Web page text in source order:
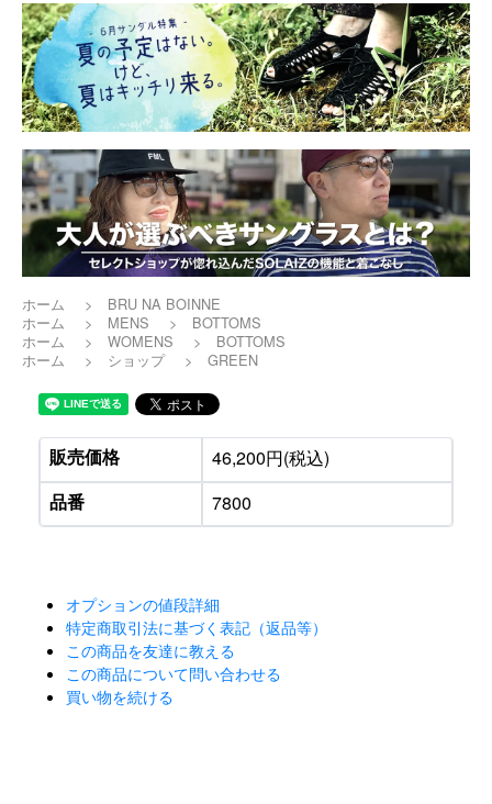
ホーム >
BRU NA BOINNE
ホーム
> MENS >
BOTTOMS
ホーム
> WOMENS >
BOTTOMS
ホーム
> ショップ > GREEN
販売価格
46,200円(税込)
品番
7800
オプションの値段詳細
特定商取引法に基づく表記（返品等）
この商品を友達に教える
この商品について問い合わせる
買い物を続ける